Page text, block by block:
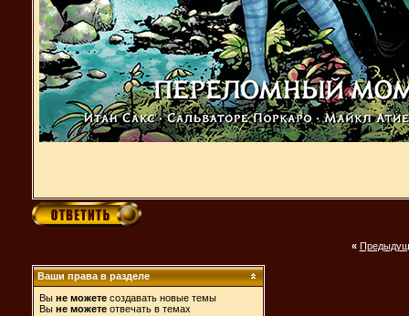
«
Ваши права в разделе
Вы не можете создавать новые темы
Вы не можете отвечать в темах